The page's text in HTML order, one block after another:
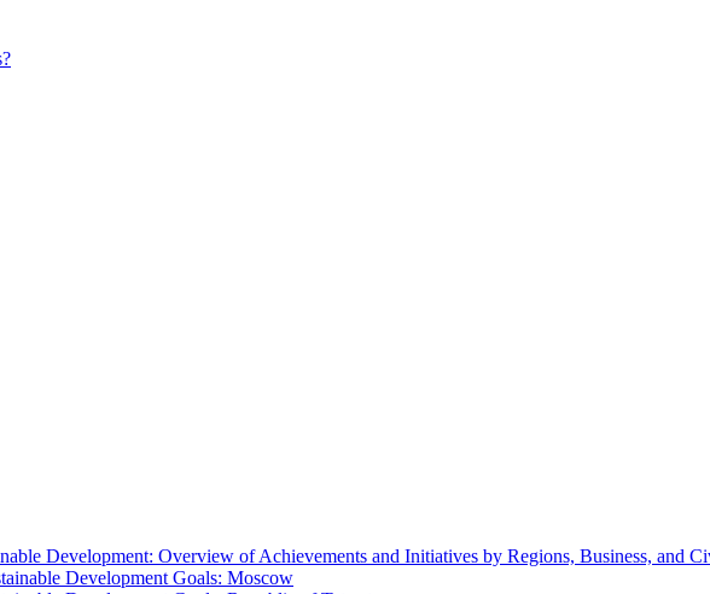
Development: Overview of Achievements and Initiatives by Regions, Business, and
Development Goals: Moscow